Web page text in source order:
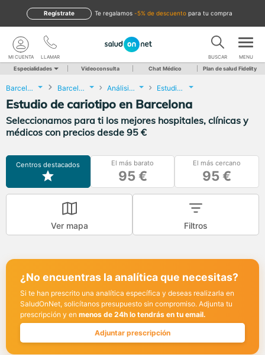
te regalamos -5% de descuento para tu compra
Regístrate
LLAMAR
MI CUENTA BUSCAR MENU
Especialidades Videoconsulta Chat Médico Plan de salud Fidelity
Barcelona Barcelona Análisis Clínicos Estudio de cariotipo
Estudio de cariotipo en Barcelona
Seleccionamos para ti los mejores hospitales, clínicas y
médicos con precios desde 95 €
Centros destacados El más barato
95 €
El más cercano
95 €
Ver mapa Filtros
¿No encuentras la analítica que necesitas?
Si te han prescrito una analítica específica y deseas realizarla en
SaludOnNet, solicítanos presupuesto sin compromiso. Adjunta tu
prescripción y en menos de 24h lo tendrás en tu email.
Adjuntar prescripción